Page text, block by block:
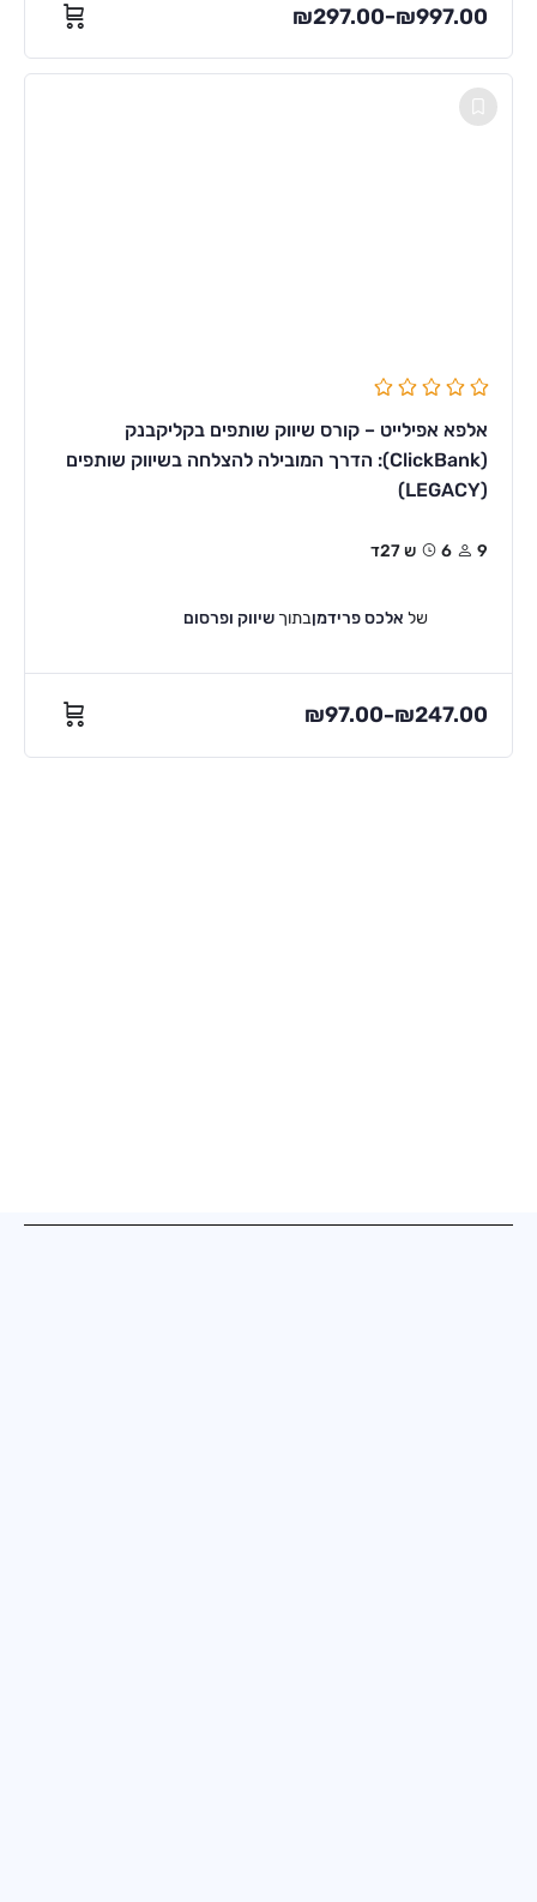
₪297.00–₪997.00
אלפא אפילייט – קורס שיווק שותפים בקליקבנק
(ClickBank): הדרך המובילה להצלחה בשיווק שותפים
(LEGACY)
9 6ש 27ד
של אלכס פרידמןבתוך שיווק ופרסום
₪97.00–₪247.00